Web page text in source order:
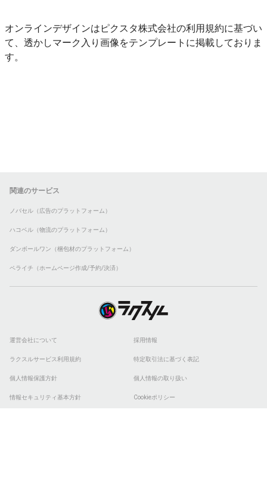
オンラインデザインはピクスタ株式会社の利用規約に基づい
て、透かしマーク入り画像をテンプレートに掲載しておりま
す。
関連のサービス
ノバセル（広告のプラットフォーム）
ハコベル（物流のプラットフォーム）
ダンボールワン（梱包材のプラットフォーム）
ペライチ（ホームページ作成/予約/決済）
運営会社について 採用情報
ラクスルサービス利用規約 特定取引法に基づく表記
個人情報保護方針 個人情報の取り扱い
情報セキュリティ基本方針 Cookieポリシー